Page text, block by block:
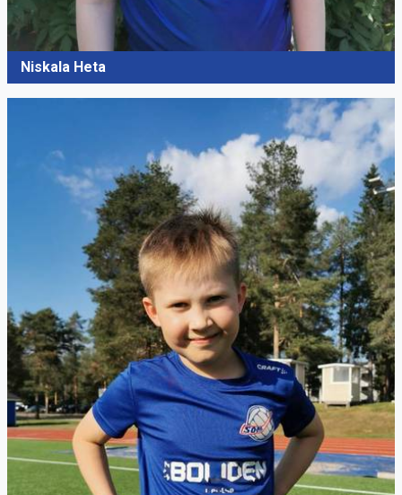
Niskala Heta